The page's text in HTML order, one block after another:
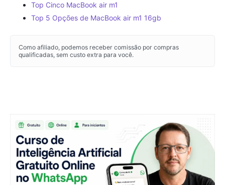
Top Cinco MacBook air m1
Top 5 Opções de MacBook air m1 16gb
Como afiliado, podemos receber comissão por compras
qualificadas, sem custo extra para você.